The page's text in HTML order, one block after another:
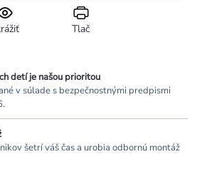
Tlač
detí je našou prioritou
v súlade s bezpečnostnými predpismi
šetrí váš čas a urobia odbornú montáž